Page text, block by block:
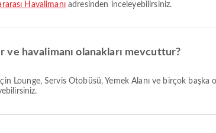
Havalimanıadresinden inceleyebilirsiniz.
ve havalimanı olanakları mevcuttur?